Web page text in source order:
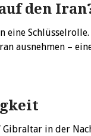
den
ausnehmen –
Gibraltar in der